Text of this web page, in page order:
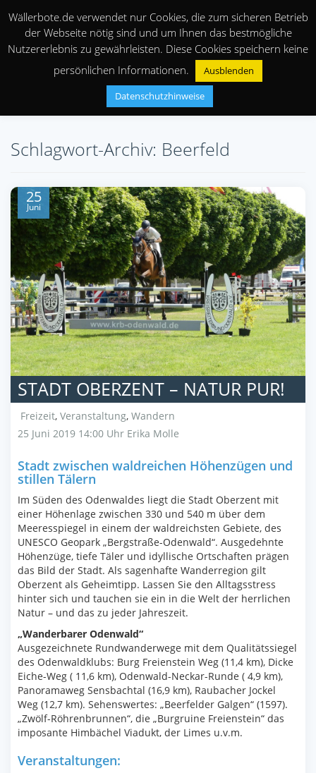
Schlagwort-Archiv: Beerfeld
25
Juni
STADT OBERZENT – NATUR PUR!
Freizeit, Veranstaltung, Wandern
25 Juni 2019 14:00 Uhr Erika Molle
Stadt zwischen waldreichen Höhenzügen und
stillen Tälern
Im Süden des Odenwaldes liegt die Stadt Oberzent mit
einer Höhenlage zwischen 330 und 540 m über dem
Meeresspiegel in einem der waldreichsten Gebiete, des
UNESCO Geopark „Bergstraße-Odenwald“. Ausgedehnte
Höhenzüge, tiefe Täler und idyllische Ortschaften prägen
das Bild der Stadt. Als sagenhafte Wanderregion gilt
Oberzent als Geheimtipp. Lassen Sie den Alltagsstress
hinter sich und tauchen sie ein in die Welt der herrlichen
Natur – und das zu jeder Jahreszeit.
„Wanderbarer Odenwald“
Ausgezeichnete Rundwanderwege mit dem Qualitätssiegel
des Odenwaldklubs: Burg Freienstein Weg (11,4 km), Dicke
Eiche-Weg ( 11,6 km), Odenwald-Neckar-Runde ( 4,9 km),
Panoramaweg Sensbachtal (16,9 km), Raubacher Jockel
Weg (12,7 km). Sehenswertes: „Beerfelder Galgen“ (1597).
„Zwölf-Röhrenbrunnen“, die „Burgruine Freienstein“ das
imposante Himbächel Viadukt, der Limes u.v.m.
Veranstaltungen:
Wällerbote.de verwendet nur Cookies, die zum sicheren Betrieb
der Webseite nötig sind und um Ihnen das bestmögliche
Nutzererlebnis zu gewährleisten. Diese Cookies speichern keine
persönlichen Informationen.
Ausblenden
Datenschutzhinweise